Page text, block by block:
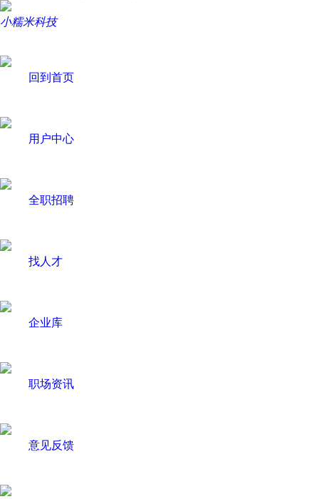
小糯米科技
回到首页
用户中心
全职招聘
找人才
企业库
职场资讯
意见反馈